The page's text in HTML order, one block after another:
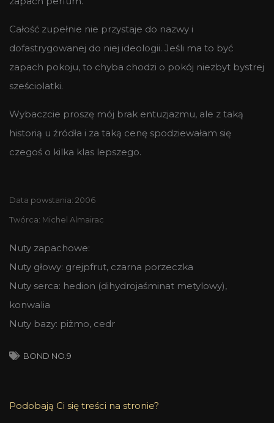
Całość zupełnie nie przystaje do nazwy i
dofastrygowanej do niej ideologii. Jeśli ma to być
zapach pokoju, to chyba chodzi o pokój niezbyt bystrej
sześciolatki.
Wybaczcie proszę mój brak entuzjazmu, ale z taką
historią u źródła i za taką cenę spodziewałam się
czegoś o kilka klas lepszego.
Data powstania: 2006
Twórca: Michel Almairac
Nuty zapachowe:
Nuty głowy: grejpfrut, czarna porzeczka
Nuty serca: hedion (dihydrojaśminat metylowy),
konwalia
Nuty bazy: piżmo, cedr
BOND NO.9
Podobają Ci się treści na stronie?